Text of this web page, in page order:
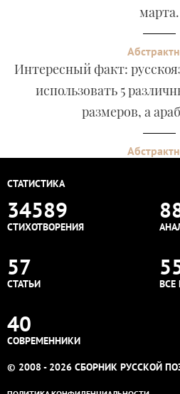
марта.
Интересный факт:
использовать 5
размеров, а
СТАТИСТИКА
34589
СТИХОТВОРЕНИЯ
57
СТАТЬИ ВСЕ
40
СОВРЕМЕННИКИ
© 2008 - 2026 СБОРНИК РУССКОЙ